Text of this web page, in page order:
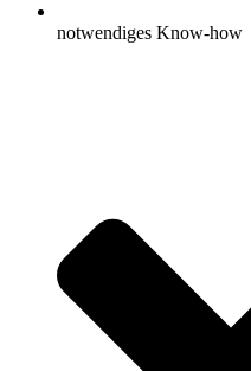
notwendiges Know-how